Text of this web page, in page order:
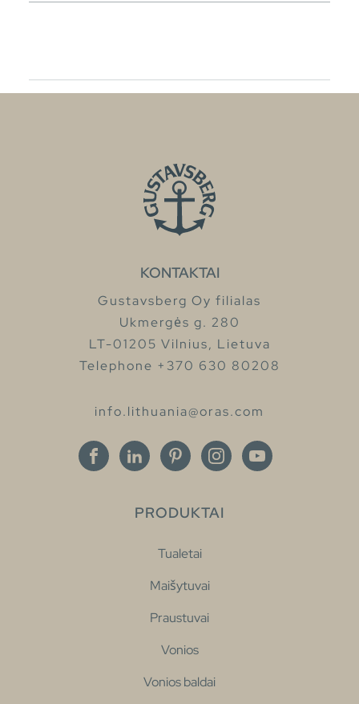
KONTAKTAI
Gustavsberg Oy filialas
Ukmergės g. 280
LT-01205 Vilnius, Lietuva
Telephone +370 630 80208
info.lithuania@oras.com
PRODUKTAI
Tualetai
Maišytuvai
Praustuvai
Vonios
Vonios baldai